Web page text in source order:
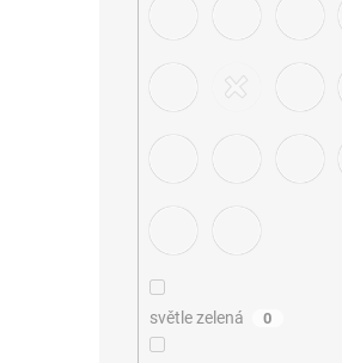
světle zelená 0